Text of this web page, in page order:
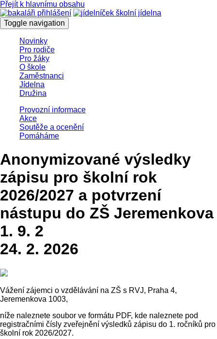
Přejít k hlavnímu obsahu
Toggle navigation
Novinky
Pro rodiče
Pro žáky
O škole
Zaměstnanci
Jídelna
Družina
Provozní informace
Akce
Soutěže a ocenění
Pomáháme
Anonymizované výsledky
zápisu pro školní rok
2026/2027 a potvrzení
nástupu do ZŠ Jeremenkova
1. 9. 2
24. 2. 2026
Vážení zájemci o vzdělávání na ZŠ s RVJ, Praha 4,
Jeremenkova 1003,
níže naleznete soubor ve formátu PDF, kde naleznete pod
registračními čísly zveřejnění výsledků zápisu do 1. ročníků pro
školní rok 2026/2027.